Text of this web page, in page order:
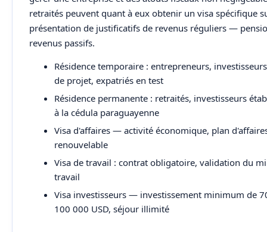
retraités peuvent quant à eux obtenir un visa spécifique
présentation de justificatifs de revenus réguliers —
revenus passifs.
Résidence temporaire : entrepreneurs,
de projet, expatriés en test
Résidence permanente : retraités, investisseurs
à la cédula paraguayenne
Visa d'affaires — activité économique, plan
renouvelable
Visa de travail : contrat obligatoire, validation du
travail
Visa investisseurs — investissement minimum de
100 000 USD, séjour illimité